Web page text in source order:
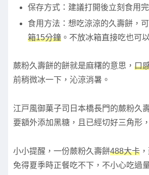
保存方式：建議打開後立刻食用完
食用方法：想吃涼涼的久壽餅，
箱15分鐘 。不放冰箱直接吃也可
蕨粉久壽餅的餅就是麻糬的意思， 口
前稍微冰一下，沁涼消暑。
江戸風御菓子司日本橋長門的蕨粉久
要額外添加黑糖，且已經切好三角形
小小提醒，一份蕨粉久壽餅488大卡
免得夏季時正餐吃不下，不小心吃過